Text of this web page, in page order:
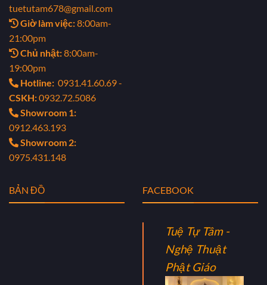
tuetutam678@gmail.com
Giờ làm việc:8:00am-
21:00pm
Chủ nhật:8:00am-
19:00pm
Hotline: 0931.41.60.69 -
CSKH:0932.72.5086
Showroom 1:
0912.463.193
Showroom 2:
0975.431.148
BẢN ĐỒ FACEBOOK
Tuệ Tự Tâm -
Nghệ Thuật
Phật Giáo